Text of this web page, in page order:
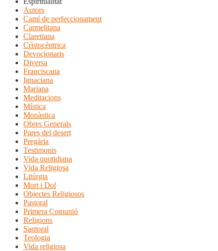
Autors
Camí de perfeccionament
Carmelitana
Claretiana
Cristocéntrica
Devocionaris
Diversa
Franciscana
Ignaciana
Mariana
Meditacions
Mística
Monàstica
Obres Generals
Pares del desert
Pregària
Testimonis
Vida quotidiana
Vida Religiosa
Litúrgia
Mort i Dol
Objectes Religiosos
Pastoral
Primera Comunió
Religions
Santoral
Teologia
Vida religiosa